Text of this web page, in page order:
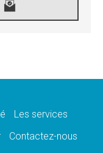
sur l'éducation
prière pour la
Les services
Contactez-nous